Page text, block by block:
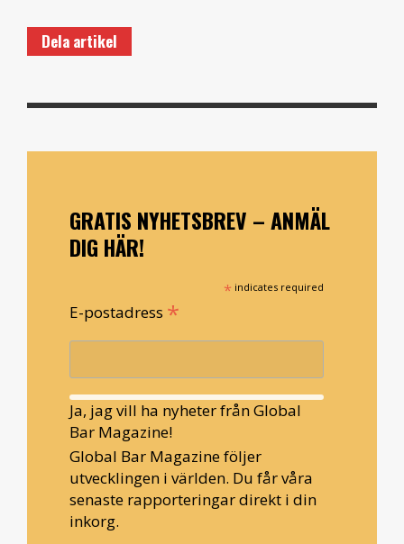
Dela artikel
GRATIS NYHETSBREV – ANMÄL
DIG HÄR!
* indicates required
E-postadress *
Ja, jag vill ha nyheter från Global
Bar Magazine!
Global Bar Magazine följer
utvecklingen i världen. Du får våra
senaste rapporteringar direkt i din
inkorg.